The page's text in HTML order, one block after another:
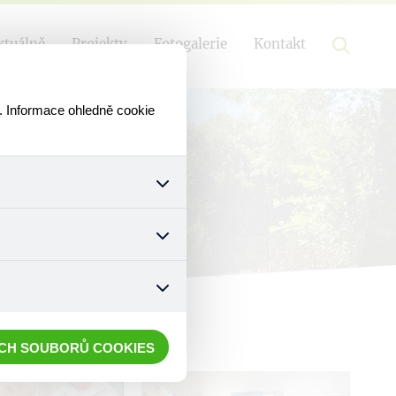
Projekty Fotogalerie Kontakt
ohledně cookie
s uživáním cookies.
nedokážeme zjistit
SOUBORŮ COOKIES